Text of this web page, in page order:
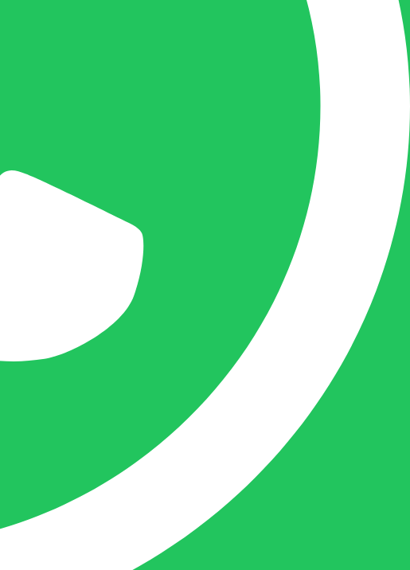
kopie toe te sturen van een levering of een
Eigenaar BELOFE Nederland
femke@belofe.com
+31(0)6 1038 3901
Femke is het aanspreekpunt voor
chocolaterieën en patisserieën in Brabant
en Limburg, maar ook bij beauty en ander
soortgelijke zaken in Nederland komt
Naast dit houdt deze crea-bea zich voor en
achter de schermen ook nog bezig met de
webwinkel www.belofe.com en social
media t.b.v. BELOFE-verpakkingen.